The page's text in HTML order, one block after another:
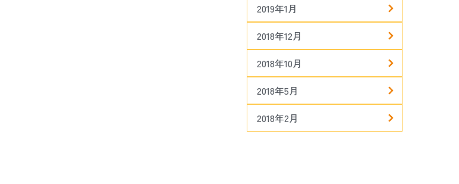
2019年1月
2018年12月
2018年10月
2018年5月
2018年2月